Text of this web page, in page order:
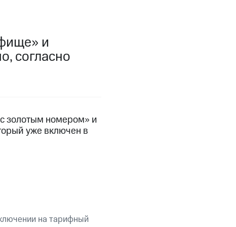
Интернет-магазин
и
согласно
золотым номером» и
уже включен в
на тарифный